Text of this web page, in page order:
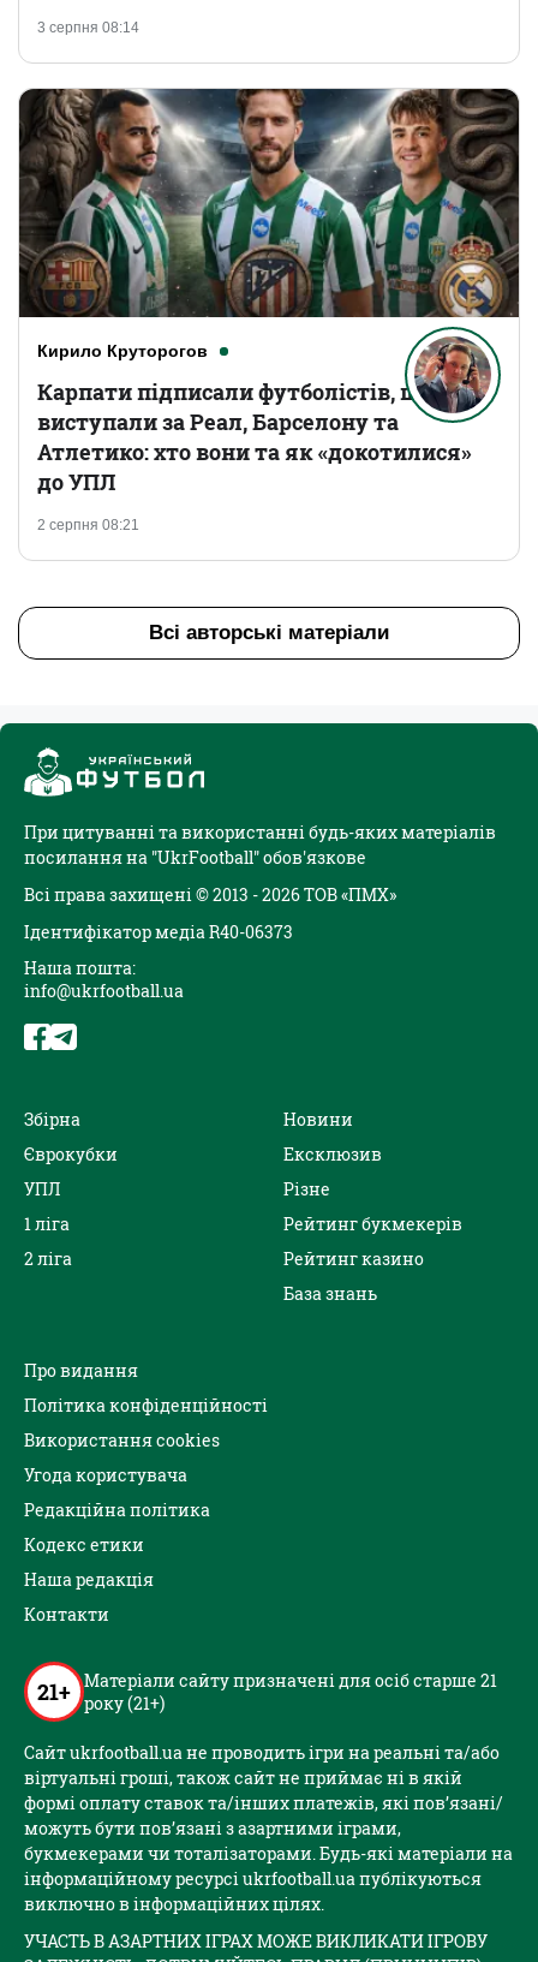
3 серпня 08:14
Кирило Круторогов
2 серпня 08:21
Карпати підписали футболістів, що
виступали за Реал, Барселону та
Атлетико: хто вони та як «докотилися»
до УПЛ
Всі авторські матеріали
При цитуванні та використанні будь-яких матеріалів
посилання на "UkrFootball" обов'язкове
Всі права захищені © 2013 - 2026 ТОВ «ПМХ»
Ідентифікатор медіа R40-06373
Наша пошта:
info@ukrfootball.ua
Збірна
Єврокубки
УПЛ
1 ліга
2 ліга
Новини
Ексклюзив
Різне
Рейтинг букмекерів
Рейтинг казино
База знань
Про видання
Політика конфіденційності
Використання cookies
Угода користувача
Редакційна політика
Кодекс етики
Наша редакція
Контакти
21+ Матеріали сайту призначені для осіб старше 21
року (21+)
Сайт ukrfootball.ua не проводить ігри на реальні та/або
віртуальні гроші, також сайт не приймає ні в якій
формі оплату ставок та/інших платежів, які пов’язані/
можуть бути пов’язані з азартними іграми,
букмекерами чи тоталізаторами. Будь-які матеріали на
інформаційному ресурсі ukrfootball.ua публікуються
виключно в інформаційних цілях.
УЧАСТЬ В АЗАРТНИХ ІГРАХ МОЖЕ ВИКЛИКАТИ ІГРОВУ